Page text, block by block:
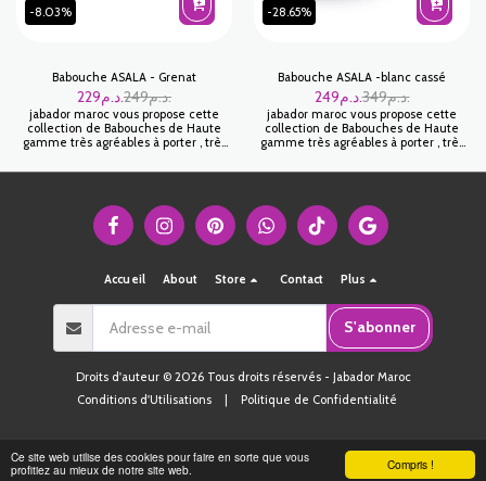
Compris !
Ce site web utilise des cookies pour faire en sorte que vous
profitiez au mieux de notre site web.
-8.03%
Babouche ASALA - Grenat
249 د.م. 229 د.م.
jabador maroc vous propose cette
collection de Babouches de Haute
gamme très agréables à porter , très
grande souplesse. Un look unique
-28.65%
Babouche ASALA -blanc cassé
349 د.م. 249 د.م.
jabador maroc vous propose cette
collection de Babouches de Haute
gamme très agréables à porter , très
grande souplesse. Un look unique
Accueil About Store Contact Plus
S'abonner
Droits d'auteur © 2026 Tous droits réservés - Jabador Maroc
Conditions d'Utilisations| Politique de Confidentialité